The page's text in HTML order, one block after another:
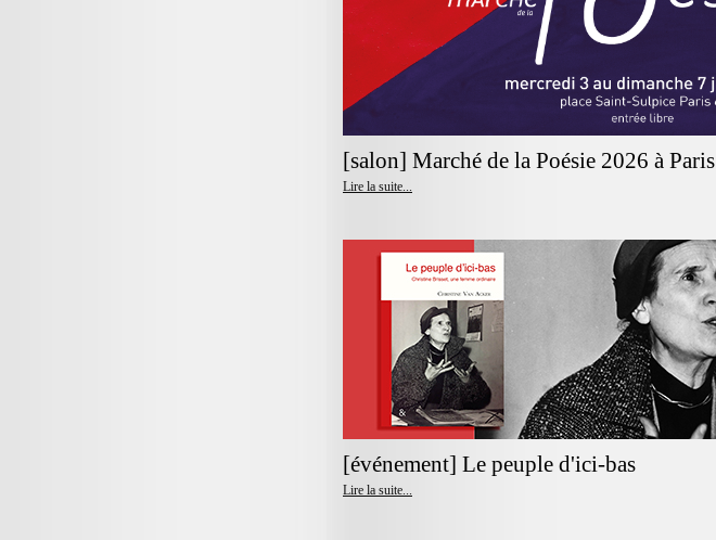
[salon] Marché de la Poésie 2026 à Paris
Lire la suite...
[événement] Le peuple d'ici-bas
Lire la suite...